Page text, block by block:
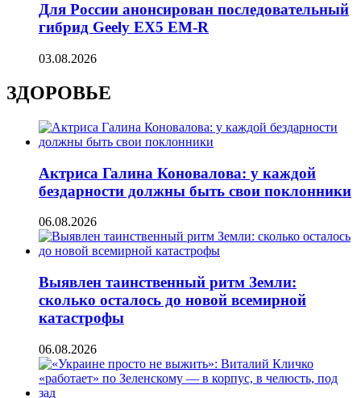
Для России анонсирован последовательный
гибрид Geely EX5 EM-R
03.08.2026
ЗДОРОВЬЕ
Актриса Галина Коновалова: у каждой
бездарности должны быть свои поклонники
06.08.2026
Выявлен таинственный ритм Земли:
сколько осталось до новой всемирной
катастрофы
06.08.2026